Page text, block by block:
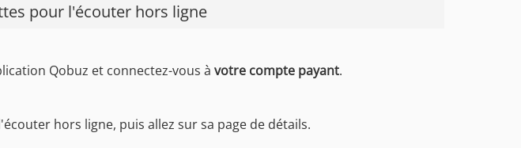
pour l'écouter hors ligne
Qobuz et connectez-vous à votre compte payant.
hors ligne, puis allez sur sa page de détails.